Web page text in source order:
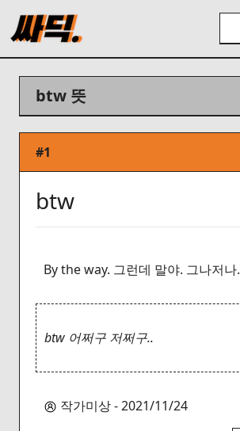
btw 뜻
#1
btw
By the way. 그런데 말야. 그나저나.
btw 어쩌구 저쩌구..
작가미상 - 2021/11/24